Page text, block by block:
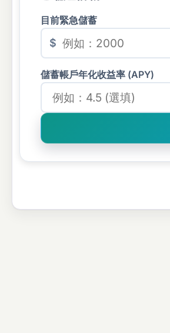
目前緊急儲蓄
$
儲蓄帳戶年化收益率 (APY)